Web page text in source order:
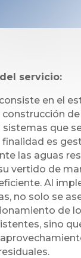
servicio:
en el
sistemas que
finalidad es
las aguas
vertido de
Al
no solo se
de
sino